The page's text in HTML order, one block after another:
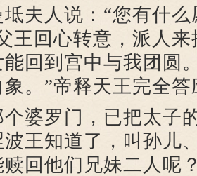
夫人说：“您有什
王回心转意，派人
回到宫中与我团圆
象。”帝释天王完全
罗门，已把太子
王知道了，叫孙儿
回他们兄妹二人呢